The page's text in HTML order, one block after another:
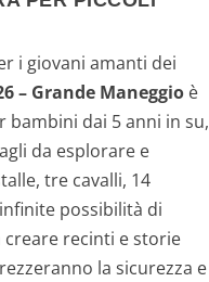
i giovani amanti dei
– Grande Maneggio è
bambini dai 5 anni in su,
da esplorare e
tre cavalli, 14
possibilità di
recinti e storie
la sicurezza e